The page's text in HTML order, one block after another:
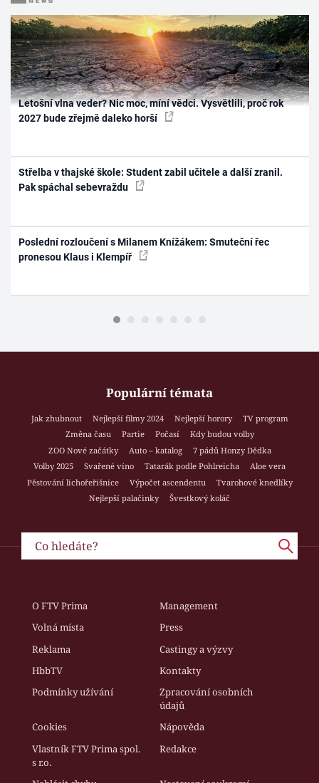
Letošní vlna veder? Nic moc, míní vědci. Vysvětlili, proč rok
2027 bude zřejmě daleko horší
Střelba v thajské škole: Student zabil učitele a další zranil.
Pak spáchal sebevraždu
Poslední rozloučení s Milanem Knížákem: Smuteční řec
pronesou Klaus i Klempíř
Populární témata
Jak zhubnout Nejlepší filmy 2024 Nejlepší horory
TV program
Změna času
Partie Počasí
Kdy budou volby
ZOO Nové začátky
Auto – katalog
7 pádů Honzy Dědka
Volby 2025
Svařené víno Tatarák podle Pohlreicha
Aloe vera
Pěstování lichořeřišnice
Výpočet ascendentu
Tvarohové knedlíky
Nejlepší palačinky
Švestkový koláč
O FTV Prima
Management
Volná místa
Press
Reklama
Castingy a výzvy
HbbTV
Kontakty
Podmínky užívání
Zpracování osobních
údajů
Cookies
Nápověda
Vlastník FTV Prima spol.
s r.o.
Redakce